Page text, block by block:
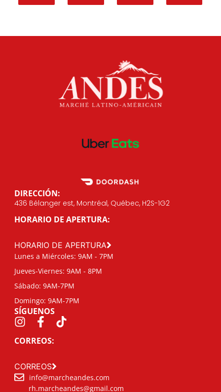
DIRECCIÓN:
436 Bélanger est, Montréal, Québec, H2S-1G2
HORARIO DE APERTURA:
HORARIO DE APERTURA
Lunes a Miércoles: 9AM - 7PM
Jueves-Viernes: 9AM - 8PM
Sábado: 9AM-7PM
Domingo: 9AM-7PM
SÍGUENOS
CORREOS:
CORREOS
info@marcheandes.com
rh.marcheandes@gmail.com